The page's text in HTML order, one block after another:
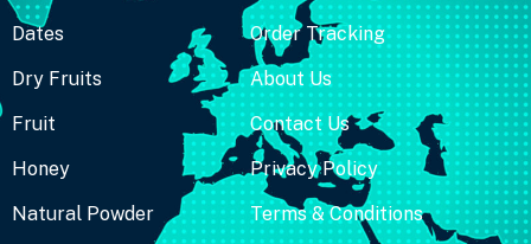
Dates
Dry Fruits
Fruit
Honey
Natural Powder
Order Tracking
About Us
Contact Us
Privacy Policy
Terms & Conditions